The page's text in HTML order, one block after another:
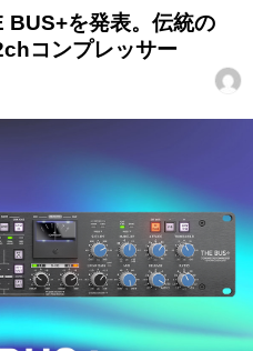
を発表。伝統の
コンプレッサー